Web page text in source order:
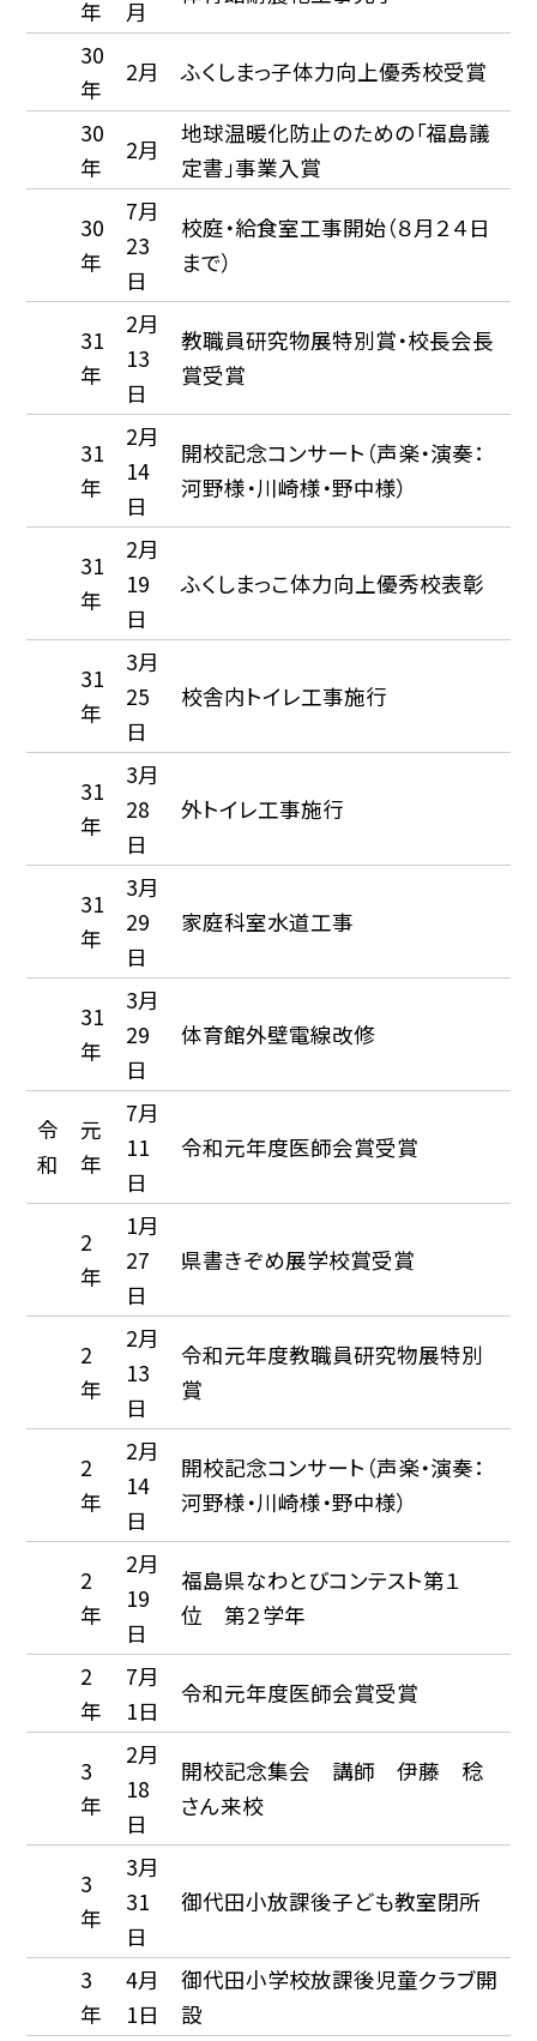
年 月
30
年
2月 ふくしまっ子体力向上優秀校受賞
30
年
2月
地球温暖化防止のための「福島議
定書」事業入賞
30
年
7月
23
日
校庭・給食室工事開始（８月２４日
まで）
31
年
2月
13
日
教職員研究物展特別賞・校長会長
賞受賞
31
年
2月
14
日
開校記念コンサート（声楽・演奏：
河野様・川崎様・野中様）
31
年
2月
19
日
ふくしまっこ体力向上優秀校表彰
31
年
3月
25
日
校舎内トイレ工事施行
31
年
3月
28
日
外トイレ工事施行
31
年
3月
29
日
家庭科室水道工事
31
年
3月
29
日
体育館外壁電線改修
令
和
元
年
7月
11
日
令和元年度医師会賞受賞
2
年
1月
27
日
県書きぞめ展学校賞受賞
2
年
2月
13
日
令和元年度教職員研究物展特別
賞
2
年
2月
14
日
開校記念コンサート（声楽・演奏：
河野様・川崎様・野中様）
2
年
2月
19
日
福島県なわとびコンテスト第１
位 第２学年
2
年
7月
1日
令和元年度医師会賞受賞
3
年
2月
18
日
開校記念集会 講師 伊藤 稔
さん来校
3
年
3月
31
日
御代田小放課後子ども教室閉所
3
年
4月
1日
御代田小学校放課後児童クラブ開
設